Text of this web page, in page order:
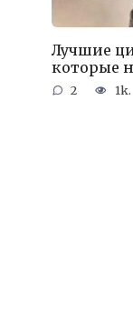
Лучшие
которые
2 1k.